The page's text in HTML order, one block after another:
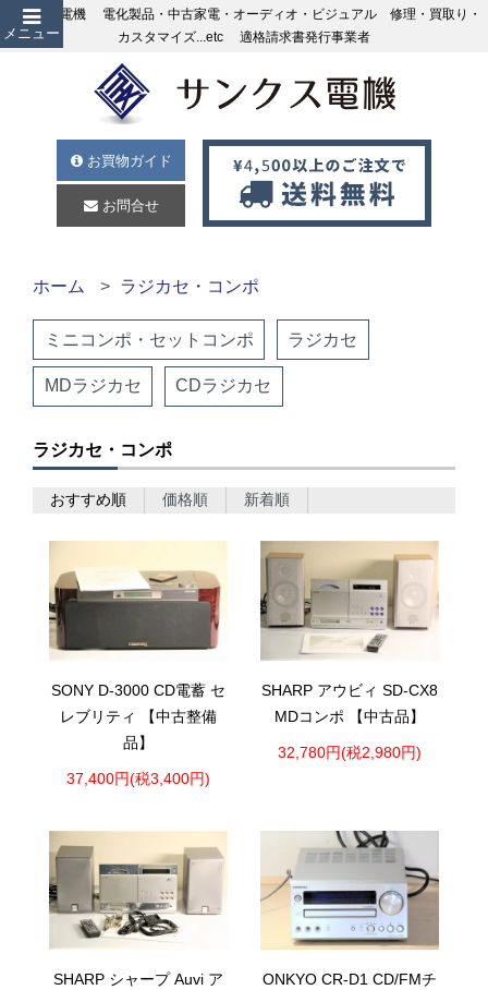
メニュー
サンクス電機 電化製品・中古家電・オーディオ・ビジュアル 修理・買取り・
カスタマイズ...etc 適格請求書発行事業者
お買物ガイド
お問合せ
ホーム ラジカセ・コンポ
ミニコンポ・セットコンポ ラジカセ
MDラジカセ CDラジカセ
ラジカセ・コンポ
おすすめ順 価格順 新着順
SONY D-3000 CD電蓄 セ
レブリティ 【中古整備
品】
37,400円(税3,400円)
SHARP アウビィ SD-CX8
MDコンポ 【中古品】
32,780円(税2,980円)
SHARP シャープ Auvi ア
ONKYO CR-D1 CD/FMチ